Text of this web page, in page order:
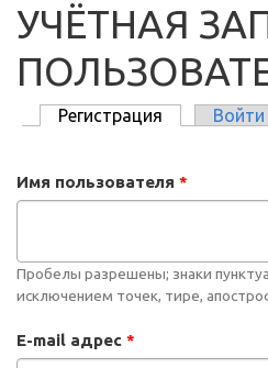
УЧЁТНАЯ
Регистрация (активная
Войти
Имя пользователя *
Пробелы разрешены; знаки
исключением точек, тире,
E-mail адрес *